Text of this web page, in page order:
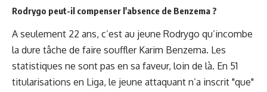
Rodrygo peut-il compenser l'absence de Benzema ?
A seulement 22 ans, c’est au jeune Rodrygo qu’incombe
la dure tâche de faire souffler Karim Benzema. Les
statistiques ne sont pas en sa faveur, loin de là. En 51
titularisations en Liga, le jeune attaquant n’a inscrit "que"